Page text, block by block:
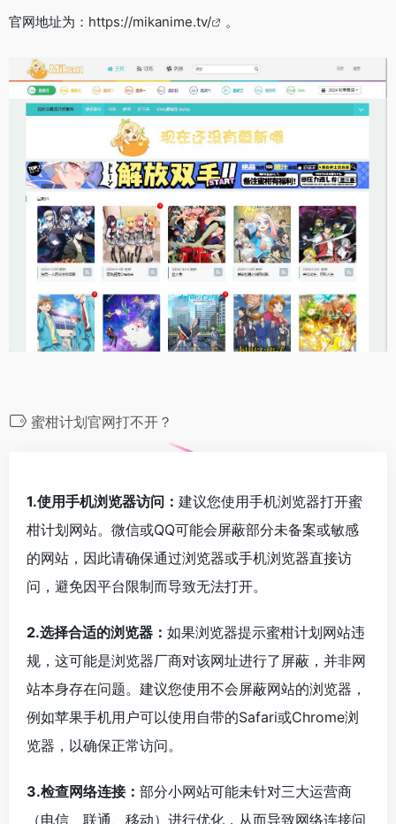
官网地址为： https://mikanime.tv/ 。
蜜柑计划官网打不开？
1.使用手机浏览器访问： 建议您使用手机浏览器打开蜜
柑计划网站。微信或QQ可能会屏蔽部分未备案或敏感
的网站，因此请确保通过浏览器或手机浏览器直接访
问，避免因平台限制而导致无法打开。
2.选择合适的浏览器： 如果浏览器提示蜜柑计划网站违
规，这可能是浏览器厂商对该网址进行了屏蔽，并非网
站本身存在问题。建议您使用不会屏蔽网站的浏览器，
例如苹果手机用户可以使用自带的Safari或Chrome浏
览器，以确保正常访问。
3.检查网络连接： 部分小网站可能未针对三大运营商
（电信、联通、移动）进行优化，从而导致网络连接问